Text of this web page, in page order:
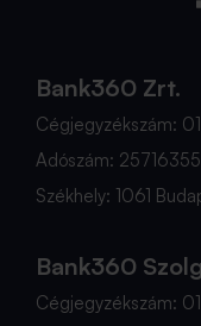
Bank360 Zrt.
Cégjegyzékszám:
Adószám:
Székhely: 1061
Bank360
Cégjegyzékszám: